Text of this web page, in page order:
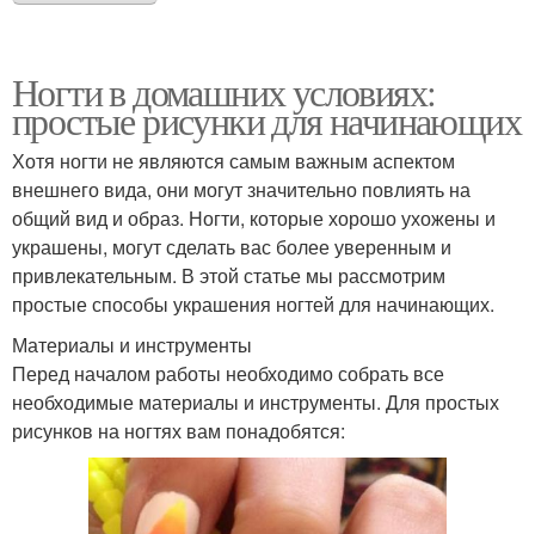
Ногти в домашних условиях:
простые рисунки для начинающих
Хотя ногти не являются самым важным аспектом
внешнего вида, они могут значительно повлиять на
общий вид и образ. Ногти, которые хорошо ухожены и
украшены, могут сделать вас более уверенным и
привлекательным. В этой статье мы рассмотрим
простые способы украшения ногтей для начинающих.
Материалы и инструменты
Перед началом работы необходимо собрать все
необходимые материалы и инструменты. Для простых
рисунков на ногтях вам понадобятся: